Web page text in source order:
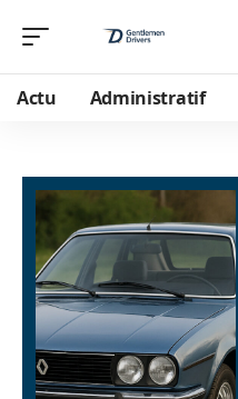
Actu Administratif